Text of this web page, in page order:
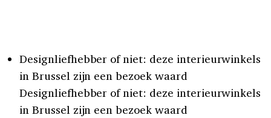
Designliefhebber of niet: deze interieurwinkels
in Brussel zijn een bezoek waard
Designliefhebber of niet: deze interieurwinkels
in Brussel zijn een bezoek waard